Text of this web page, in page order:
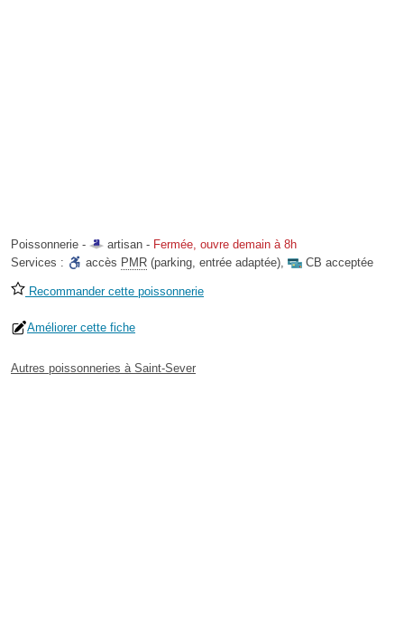
Poissonnerie - artisan - Fermée, ouvre demain à 8h
Services :
accès PMR (parking, entrée adaptée), CB acceptée
Recommander cette poissonnerie
Améliorer cette fiche
Autres poissonneries à Saint-Sever